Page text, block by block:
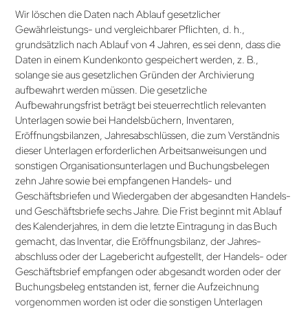
Wir löschen die Daten nach Ablauf gesetzlicher
Gewährleistungs- und vergleichbarer Pflichten, d. h.,
grundsätzlich nach Ablauf von 4 Jahren, es sei denn, dass die
Daten in einem Kundenkonto gespeichert werden, z. B.,
solange sie aus gesetzlichen Gründen der Archivierung
aufbewahrt werden müssen. Die gesetzliche
Aufbewahrungsfrist beträgt bei steuerrechtlich relevanten
Unterlagen sowie bei Handelsbüchern, Inventaren,
Eröffnungsbilanzen, Jahres­abschlüssen, die zum Verständnis
dieser Unterlagen erforderlichen Arbeitsanweisungen und
sonstigen Organisations­unterlagen und Buchungsbelegen
zehn Jahre sowie bei empfangenen Handels- und
Geschäftsbriefen und Wiedergaben der abgesandten Handels-
und Geschäftsbriefe sechs Jahre. Die Frist beginnt mit Ablauf
des Kalenderjahres, in dem die letzte Eintragung in das Buch
gemacht, das Inventar, die Eröffnungsbilanz, der Jahres­
abschluss oder der Lagebericht aufgestellt, der Handels- oder
Geschäftsbrief empfangen oder abgesandt worden oder der
Buchungsbeleg entstanden ist, ferner die Aufzeichnung
vorgenommen worden ist oder die sonstigen Unterlagen